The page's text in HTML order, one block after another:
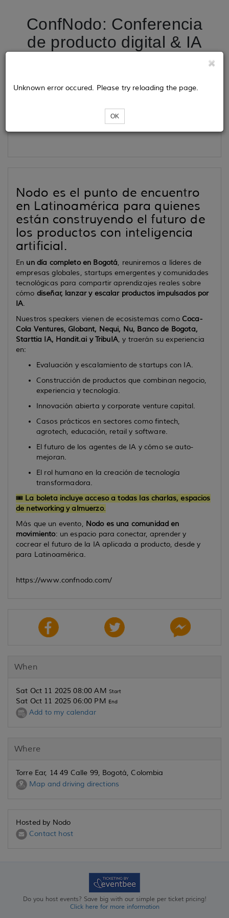
ConfNodo: Conferencia
de producto digital & IA
Loading...
Unknown error occured. Please try reloading the page.
OK
Nodo es el punto de encuentro
en Latinoamérica para quienes
están construyendo el futuro de
los productos con inteligencia
artificial.
En un día completo en Bogotá, reuniremos a líderes de
empresas globales, startups emergentes y comunidades
tecnológicas para compartir aprendizajes reales sobre
cómo diseñar, lanzar y escalar productos impulsados por
IA.
Nuestros speakers vienen de ecosistemas como Coca-
Cola Ventures, Globant, Nequi, Nu, Banco de Bogota,
Starttia IA, Handit.ai y TribuIA, y traerán su experiencia
en:
Evaluación y escalamiento de startups con IA.
Construcción de productos que combinan negocio,
experiencia y tecnología.
Innovación abierta y corporate venture capital.
Casos prácticos en sectores como fintech,
agrotech, educación, retail y software.
El futuro de los agentes de IA y cómo se auto-
mejoran.
El rol humano en la creación de tecnología
transformadora.
🎟️ La boleta incluye acceso a todas las charlas, espacios
de networking y almuerzo.
Más que un evento, Nodo es una comunidad en
movimiento: un espacio para conectar, aprender y
cocrear el futuro de la IA aplicada a producto, desde y
para Latinoamérica.
https://www.confnodo.com/
When
Sat Oct 11 2025 08:00 AM Start
Sat Oct 11 2025 06:00 PM End
Add to my calendar
Where
Torre Ear, 14 49 Calle 99, Bogotá, Colombia
Map and driving directions
Hosted by Nodo
Contact host
Do you host events? Save big with our simple per ticket pricing!
Click here for more information